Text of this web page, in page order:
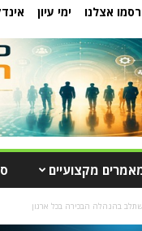
אצלנו ימי עיון
מקצועיים